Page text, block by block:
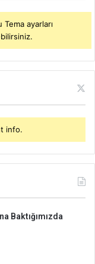
ayarları
info.
Baktığımızda